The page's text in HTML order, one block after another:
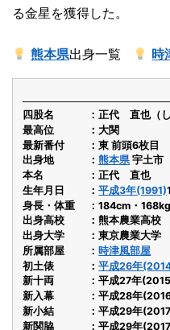
る金星を獲得した。
熊本県出身一覧 時
四股名
正代 直也（
最高位
大関
最新番付
東 前頭6枚目
出身地
熊本県宇土市
本名
正代 直也
生年月日
平成3年(1991)
身長・体重
184cm・168kg
出身高校
熊本農業高校
出身大学
東京農業大学
所属部屋
時津風部屋
初土俵
平成26年
新十両
平成27年
新入幕
平成28年
新小結
平成29年
新関脇
平成29年